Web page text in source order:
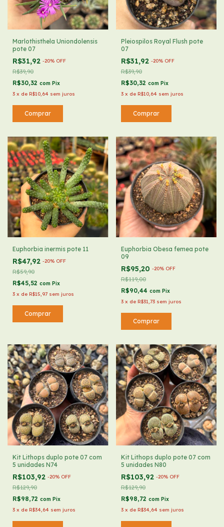
Marlothisthela Uniondolensis
pote 07
R$31,92 -20% OFF
R$39,90
R$30,32 com Pix
3 x de R$10,64 sem juros
Pleiospilos Royal Flush pote
07
R$31,92 -20% OFF
R$39,90
R$30,32 com Pix
3 x de R$10,64 sem juros
Euphorbia inermis pote 11
R$47,92 -20% OFF
R$59,90
R$45,52 com Pix
3 x de R$15,97 sem juros
Euphorbia Obesa femea pote
09
R$95,20 -20% OFF
R$119,00
R$90,44 com Pix
3 x de R$31,73 sem juros
Kit Lithops duplo pote 07 com
5 unidades N74
R$103,92 -20% OFF
R$129,90
R$98,72 com Pix
3 x de R$34,64 sem juros
Kit Lithops duplo pote 07 com
5 unidades N80
R$103,92 -20% OFF
R$129,90
R$98,72 com Pix
3 x de R$34,64 sem juros